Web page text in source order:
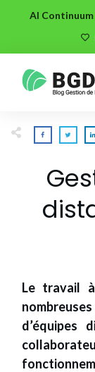
AI Continuum
Le travail
d’équipes